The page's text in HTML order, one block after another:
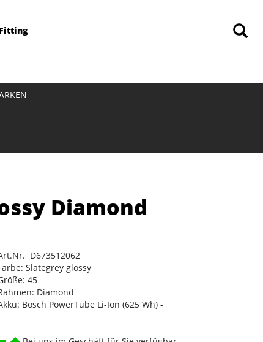
Diamond
D673512062
Slategrey glossy
45
Diamond
Bosch PowerTube Li-Ion (625 Wh) -